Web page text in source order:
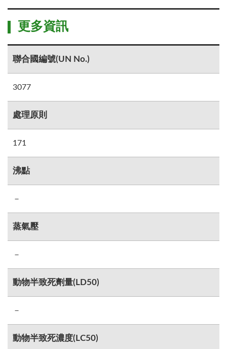
更多資訊
聯合國編號(UN No.)
3077
處理原則
171
沸點
－
蒸氣壓
－
動物半致死劑量(LD50)
－
動物半致死濃度(LC50)